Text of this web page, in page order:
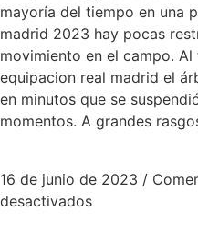
mayoría del tiempo en una
madrid 2023 hay pocas
movimiento en el campo.
equipacion real madrid el
en minutos que se
momentos. A grandes
16 de junio de 2023 /
desactivadosen nueva